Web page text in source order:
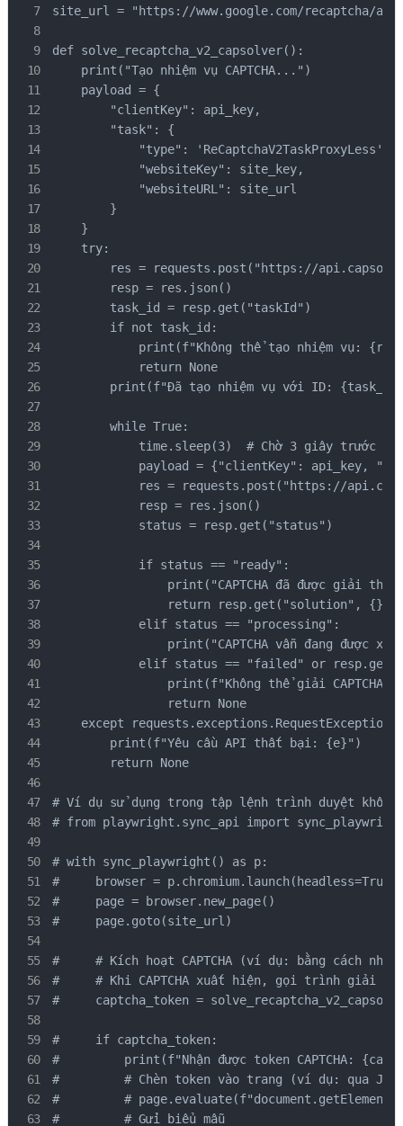
site_url = "https://www.google.com/recaptcha/api2/
def solve_recaptcha_v2_capsolver():
    print("Tạo nhiệm vụ CAPTCHA...")
    payload = {
        "clientKey": api_key,
        "task": {
"type": 'ReCaptchaV2TaskProxyLess',
            "websiteKey": site_key,
            "websiteURL": site_url
        }
    }
    try:
res = requests.post("https://
        resp = res.json()
        task_id = resp.get("taskId")
        if not task_id:
print(f"Không thể tạo nhiệm vụ:
            return None
print(f"Đã tạo nhiệm vụ với ID:
        while True:
time.sleep(3)  # Chờ 3 giây trước
payload = {"clientKey": api_key,
res = requests.post("https://
            resp = res.json()
            status = resp.get("status")
            if status == "ready":
print("CAPTCHA đã được giải
return resp.get("solution",
            elif status == "processing":
print("CAPTCHA vẫn đang được xử
elif status == "failed" or
print(f"Không thể giải CAPTCHA!
                return None
except requests.exceptions.RequestException
        print(f"Yêu cầu API thất bại: {e}")
        return None
# Ví dụ sử dụng trong tập lệnh trình duyệt
# from playwright.sync_api import
# with sync_playwright() as p:
#     browser = p.chromium.launch(headless=True)
#     page = browser.new_page()
#     page.goto(site_url)
#     # Kích hoạt CAPTCHA (ví dụ: bằng cách
#     # Khi CAPTCHA xuất hiện, gọi trình giải
#     captcha_token =
#     if captcha_token:
#         print(f"Nhận được token CAPTCHA:
#         # Chèn token vào trang (ví dụ: qua
#         #
#         # Gửi biểu mẫu